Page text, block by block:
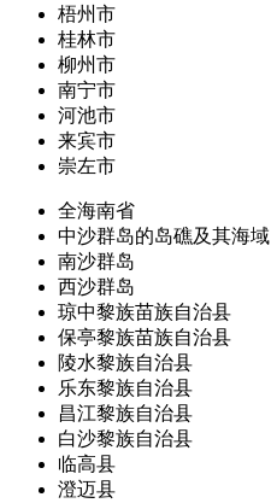
梧州市
桂林市
柳州市
南宁市
河池市
来宾市
崇左市
全海南省
中沙群岛的岛礁及其海域
南沙群岛
西沙群岛
琼中黎族苗族自治县
保亭黎族苗族自治县
陵水黎族自治县
乐东黎族自治县
昌江黎族自治县
白沙黎族自治县
临高县
澄迈县